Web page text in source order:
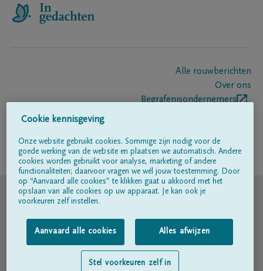
Alle rouwberichten
Over ons
Begrafenisondernemers
Volg ons op
© DELA
Gebruiksvoorwaarden
Privacyverklaring
Toegankelijkheidsverklaring
Cookie kennisgeving
Onze website gebruikt cookies. Sommige zijn nodig voor de
goede werking van de website en plaatsen we automatisch. Andere
cookies worden gebruikt voor analyse, marketing of andere
functionaliteiten; daarvoor vragen we wél jouw toestemming. Door
op “Aanvaard alle cookies” te klikken gaat u akkoord met het
opslaan van alle cookies op uw apparaat. Je kan ook je
voorkeuren zelf instellen.
Aanvaard alle cookies Alles afwijzen
Stel voorkeuren zelf in